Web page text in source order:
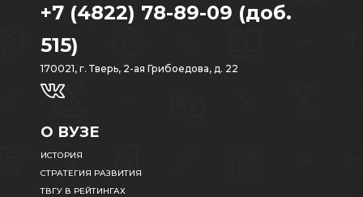
+7 (4822) 78-89-09 (доб.
515)
170021, г. Тверь, 2-ая Грибоедова, д. 22
О ВУЗЕ
ИСТОРИЯ
СТРАТЕГИЯ РАЗВИТИЯ
ТВГУ В РЕЙТИНГАХ